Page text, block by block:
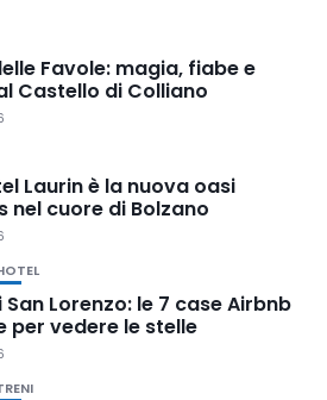
Favole: magia, fiabe e
Castello di Colliano
Laurin è la nuova oasi
nel cuore di Bolzano
Lorenzo: le 7 case Airbnb
per vedere le stelle